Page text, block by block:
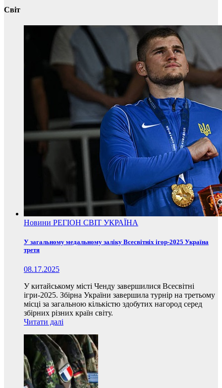
Світ
Новини РЕГІОН СВІТ УКРАЇНА
У загальному медальному заліку Всесвітніх ігор-2025 Україна
третя
08.17.2025
У китайському місті Ченду завершилися Всесвітні
ігри-2025. Збірна України завершила турнір на третьому
місці за загальною кількістю здобутих нагород серед
збірних різних країн світу.
Читати далі